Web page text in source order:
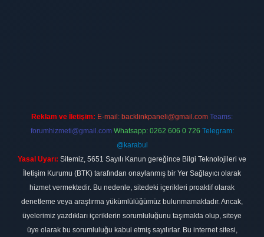
Reklam ve İletişim: E-mail: backlinkpaneli@gmail.com Teams:
forumhizmeti@gmail.com Whatsapp: 0262 606 0 726 Telegram:
@karabul
Yasal Uyarı: Sitemiz, 5651 Sayılı Kanun gereğince Bilgi Teknolojileri ve
İletişim Kurumu (BTK) tarafından onaylanmış bir Yer Sağlayıcı olarak
hizmet vermektedir. Bu nedenle, sitedeki içerikleri proaktif olarak
denetleme veya araştırma yükümlülüğümüz bulunmamaktadır. Ancak,
üyelerimiz yazdıkları içeriklerin sorumluluğunu taşımakta olup, siteye
üye olarak bu sorumluluğu kabul etmiş sayılırlar. Bu internet sitesi,